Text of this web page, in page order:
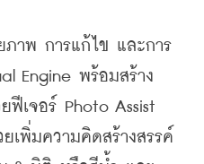
พ การแก้ไข และการ
Engine พร้อมสร้าง
เจอร์ Photo Assist
เพิ่มความคิดสร้างสรรค์